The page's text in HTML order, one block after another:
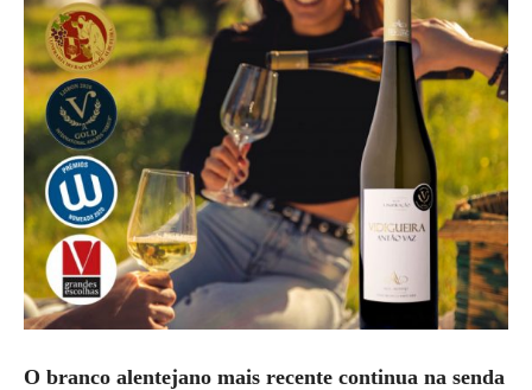
O branco alentejano mais recente continua na senda